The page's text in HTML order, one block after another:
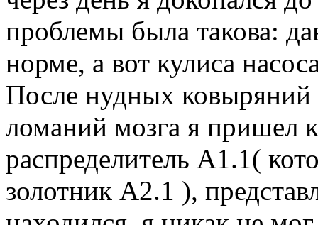
проблемы была такова:
норме, а вот кулиса
После нудных ковыряний
ломаний мозга я пришел
распределитель А1.1(
золотник А2.1 ),